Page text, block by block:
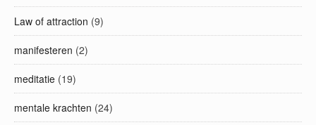
Law of attraction (9)
manifesteren (2)
meditatie (19)
mentale krachten (24)